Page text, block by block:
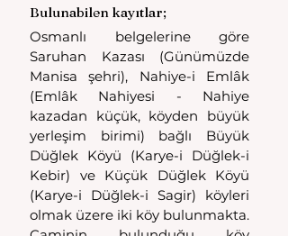
Bulunabilen kayıtlar;
Osmanlı belgelerine göre
Saruhan Kazası (Günümüzde
Manisa şehri), Nahiye-i Emlâk
(Emlâk Nahiyesi - Nahiye
kazadan küçük, köyden büyük
yerleşim birimi) bağlı Büyük
Düğlek Köyü (Karye-i Düğlek-i
Kebir) ve Küçük Düğlek Köyü
(Karye-i Düğlek-i Sagir) köyleri
olmak üzere iki köy bulunmakta.